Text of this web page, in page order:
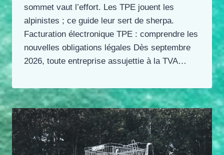
sommet vaut l’effort. Les TPE jouent les
alpinistes ; ce guide leur sert de sherpa.
Facturation électronique TPE : comprendre les
nouvelles obligations légales Dès septembre
2026, toute entreprise assujettie à la TVA…